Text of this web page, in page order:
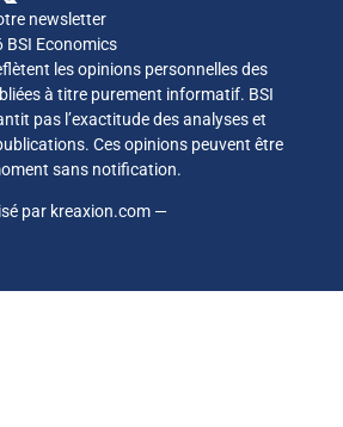
newsletter
Economics
les opinions personnelles des
à titre purement informatif. BSI
pas l’exactitude des analyses et
Ces opinions peuvent être
sans notification.
par kreaxion.com —